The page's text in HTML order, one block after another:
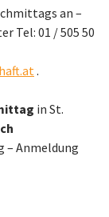
an –
Tel: 01 / 505 50
.
in St.
– Anmeldung